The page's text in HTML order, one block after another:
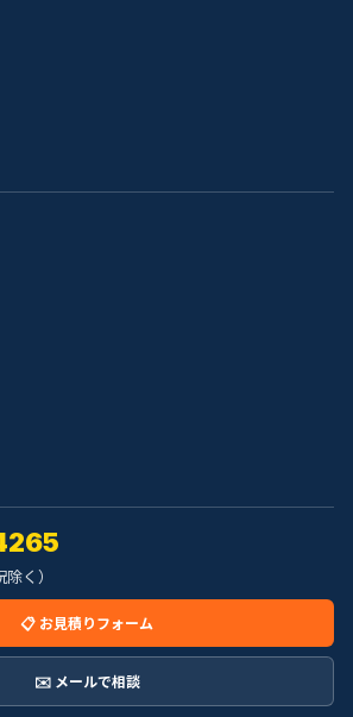
く）
📋 お見積りフォーム
✉️ メールで相談